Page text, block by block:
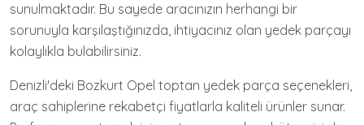
sunulmaktadır. Bu sayede aracınızın herhangi bir
sorunuyla karşılaştığınızda, ihtiyacınız olan yedek parçayı
kolaylıkla bulabilirsiniz.
Denizli'deki Bozkurt Opel toptan yedek parça seçenekleri,
araç sahiplerine rekabetçi fiyatlarla kaliteli ürünler sunar.